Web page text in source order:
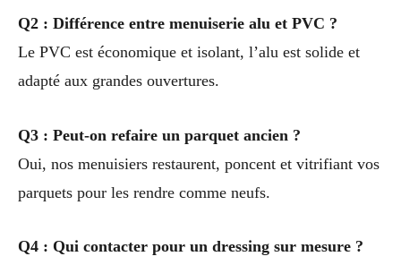
Q2 : Différence entre menuiserie alu et PVC ?
Le PVC est économique et isolant, l’alu est solide et
adapté aux grandes ouvertures.
Q3 : Peut-on refaire un parquet ancien ?
Oui, nos menuisiers restaurent, poncent et vitrifiant vos
parquets pour les rendre comme neufs.
Q4 : Qui contacter pour un dressing sur mesure ?